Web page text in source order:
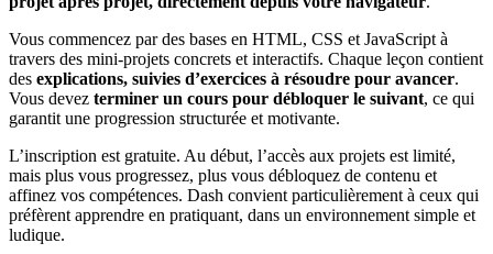
Vous commencez par des bases en HTML, CSS et JavaScript à
travers des mini-projets concrets et interactifs. Chaque leçon contient
des explications, suivies d’exercices à résoudre pour avancer.
Vous devez terminer un cours pour débloquer le suivant, ce qui
garantit une progression structurée et motivante.
L’inscription est gratuite. Au début, l’accès aux projets est limité,
mais plus vous progressez, plus vous débloquez de contenu et
affinez vos compétences. Dash convient particulièrement à ceux qui
préfèrent apprendre en pratiquant, dans un environnement simple et
ludique.